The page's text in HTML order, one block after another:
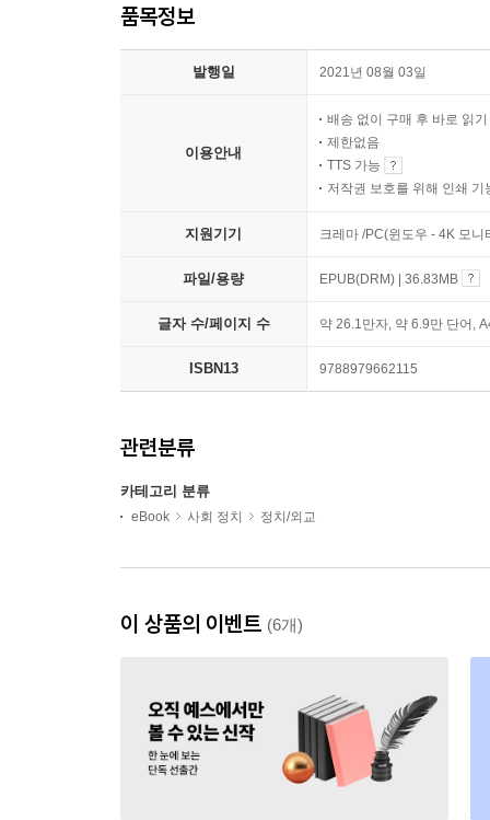
품목정보
발행일 2021년 08월 03일
이용안내
배송 없이 구매 후 바로 읽기
제한없음
TTS 가능
저작권 보호를 위해 인쇄 기
지원기기 크레마 /PC(윈도우 - 4K 모
파일/용량 EPUB(DRM) | 36.83MB
글자 수/페이지 수 약 26.1만자, 약 6.9만 단어,
ISBN13 9788979662115
관련분류
카테고리 분류
eBook 사회 정치 정치/외교
이 상품의 이벤트 (6개)